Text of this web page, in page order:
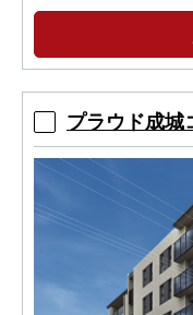
デンス。
ZEH-M
プラウド成城